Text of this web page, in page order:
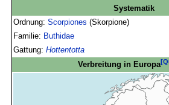
springen
springen
Systematik
Ordnung:Scorpiones (Skorpione)
Familie: Buthidae
Gattung:Hottentotta
Verbreitung in Europa